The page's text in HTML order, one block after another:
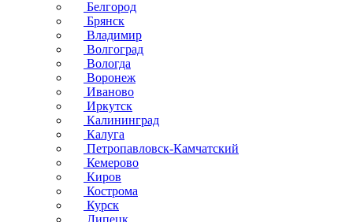
Белгород
Брянск
Владимир
Волгоград
Вологда
Воронеж
Иваново
Иркутск
Калининград
Калуга
Петропавловск-Камчатский
Кемерово
Киров
Кострома
Курск
Липецк